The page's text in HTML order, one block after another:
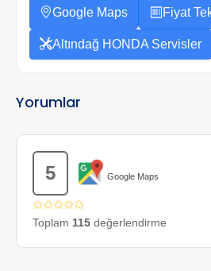
Google Maps Fiyat
Altındağ HONDA Servisler
Yorumlar
5 Google Maps
✩✩✩✩✩
Toplam 115 değerlendirme